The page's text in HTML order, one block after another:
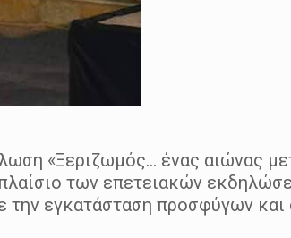
«Ξεριζωμός… ένας αιώνας
των επετειακών
την εγκατάσταση προσφύγων και